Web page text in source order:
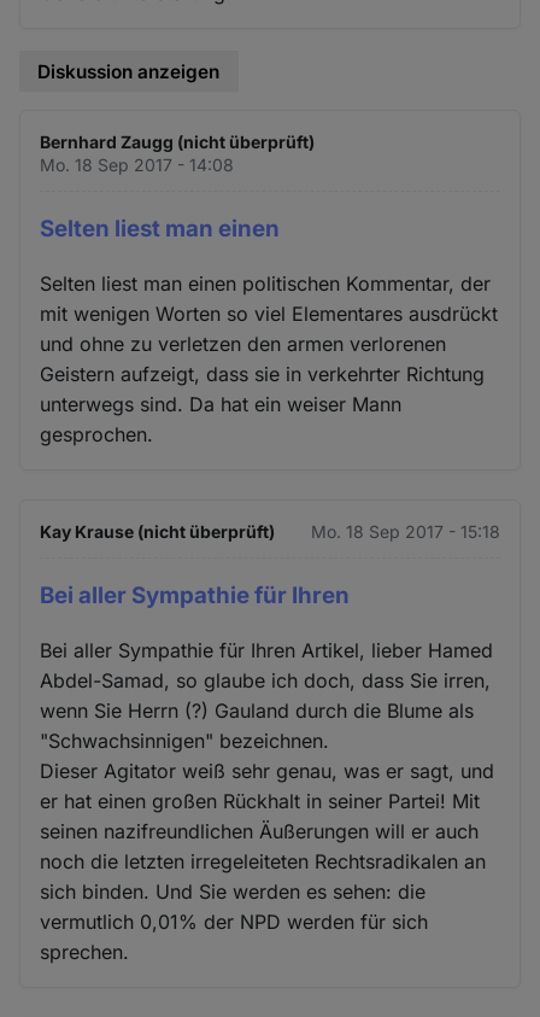
Diskussion anzeigen
Bernhard Zaugg (nicht überprüft)
Mo. 18 Sep 2017 - 14:08
Selten liest man einen
Selten liest man einen politischen Kommentar, der
mit wenigen Worten so viel Elementares ausdrückt
und ohne zu verletzen den armen verlorenen
Geistern aufzeigt, dass sie in verkehrter Richtung
unterwegs sind. Da hat ein weiser Mann
gesprochen.
Kay Krause (nicht überprüft) Mo. 18 Sep 2017 - 15:18
Bei aller Sympathie für Ihren
Bei aller Sympathie für Ihren Artikel, lieber Hamed
Abdel-Samad, so glaube ich doch, dass Sie irren,
wenn Sie Herrn (?) Gauland durch die Blume als
"Schwachsinnigen" bezeichnen.
Dieser Agitator weiß sehr genau, was er sagt, und
er hat einen großen Rückhalt in seiner Partei! Mit
seinen nazifreundlichen Äußerungen will er auch
noch die letzten irregeleiteten Rechtsradikalen an
sich binden. Und Sie werden es sehen: die
vermutlich 0,01% der NPD werden für sich
sprechen.